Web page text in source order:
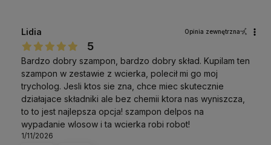
Lidia Opinia zewnętrzna
5
Bardzo dobry szampon, bardzo dobry skład. Kupilam ten
szampon w zestawie z wcierka, polecił mi go moj
trycholog. Jesli ktos sie zna, chce miec skutecznie
działajace składniki ale bez chemii ktora nas wyniszcza,
to to jest najlepsza opcja! szampon delpos na
wypadanie wlosow i ta wcierka robi robot!
1/11/2026